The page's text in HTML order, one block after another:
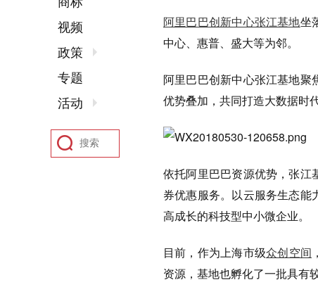
阿里巴巴创新中心张江基地坐
中心、惠普、盛大等为邻。
阿里巴巴创新中心张江基地
优势叠加，共同打造大数据时
依托阿里巴巴资源优势，张江
券优惠服务。以云服务生态能
高成长的科技型中小微企业。
目前，作为上海市级众创空间
资源，基地也孵化了一批具有
视频
政策
专题
活动